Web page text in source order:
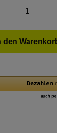
Gib den
den